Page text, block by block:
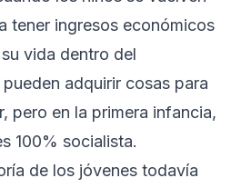
tener ingresos económicos
vida dentro del
adquirir cosas para
pero en la primera infancia,
100% socialista.
de los jóvenes todavía